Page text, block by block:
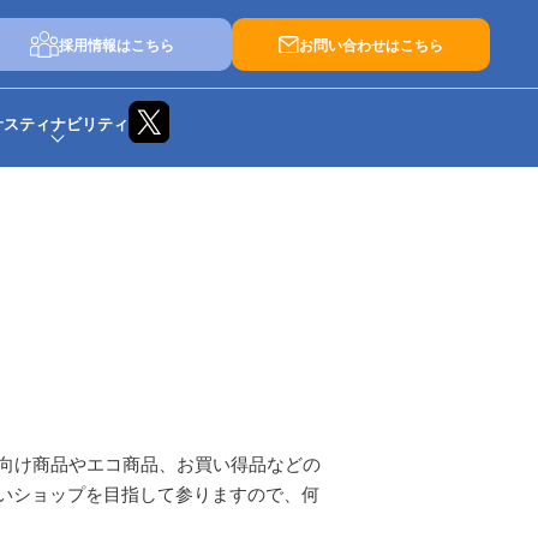
採用情報はこちら お問い合わせはこちら
ティナビリティ
商品やエコ商品、お買い得品などの
ショップを目指して参りますので、何